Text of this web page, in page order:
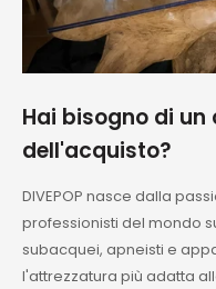
Hai bisogno di
dell'acquisto?
DIVEPOP nasce dalla
professionisti del mondo
subacquei, apneisti e
l'attrezzatura più adatta